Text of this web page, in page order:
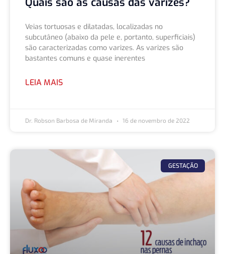
Veias tortuosas e dilatadas, localizadas no
subcutâneo (abaixo da pele e, portanto, superficiais)
são caracterizadas como varizes. As varizes são
bastantes comuns e quase inerentes
LEIA MAIS
Dr. Robson Barbosa de Miranda 16 de novembro de 2022
GESTAÇÃO